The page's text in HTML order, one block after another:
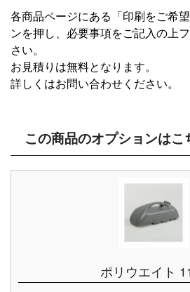
各商品ページにある「印刷をご希
ンを押し、必要事項をご記入の上
さい。
お見積りは無料となります。
詳しくはお問い合わせください。
この商品のオプションはこ
ポリウエイト